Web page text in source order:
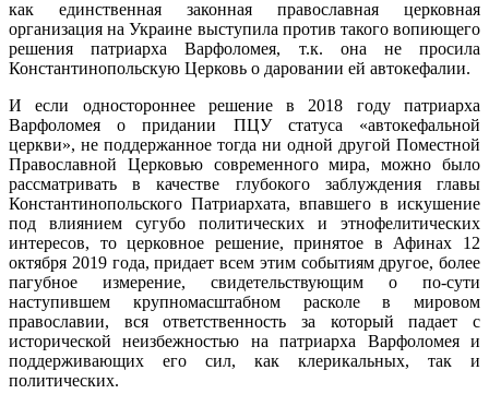
как единственная законная православная церковная
организация на Украине выступила против такого вопиющего
решения патриарха Варфоломея, т.к. она не просила
Константинопольскую Церковь о даровании ей автокефалии.
И если одностороннее решение в 2018 году патриарха
Варфоломея о придании ПЦУ статуса «автокефальной
церкви», не поддержанное тогда ни одной другой Поместной
Православной Церковью современного мира, можно было
рассматривать в качестве глубокого заблуждения главы
Константинопольского Патриархата, впавшего в искушение
под влиянием сугубо политических и этнофелитических
интересов, то церковное решение, принятое в Афинах 12
октября 2019 года, придает всем этим событиям другое, более
пагубное измерение, свидетельствующим о по-сути
наступившем крупномасштабном расколе в мировом
православии, вся ответственность за который падает с
исторической неизбежностью на патриарха Варфоломея и
поддерживающих его сил, как клерикальных, так и
политических.